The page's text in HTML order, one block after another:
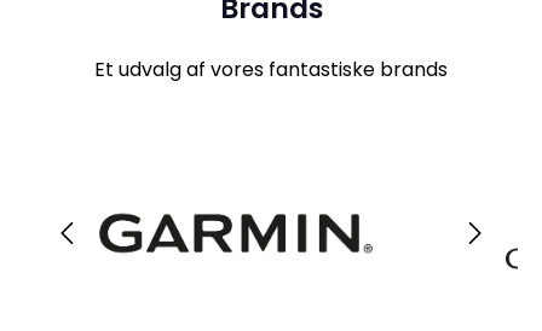
Brands
Et udvalg af vores fantastiske brands